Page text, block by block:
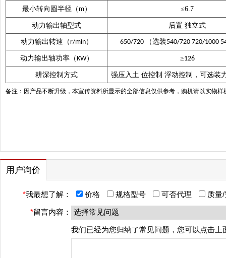
最小转向圆半径（ m） ≤6.7
动力输出轴型式 后置 独立式
动力输出转速（r/min） 650/720 （选装540/720 720/1000
动力输出轴功率（KW） ≥126
耕深控制方式 强压入土 位控制 浮动控制，可选装
备注：因产品不断升级，本宣传资料所显示的全部信息仅供参考，购机请以实物样
用户询价
*我最想了解： 价格 规格型号 可否代理 质量
*留言内容：
我们已经为您归纳了常见问题，您可以点击